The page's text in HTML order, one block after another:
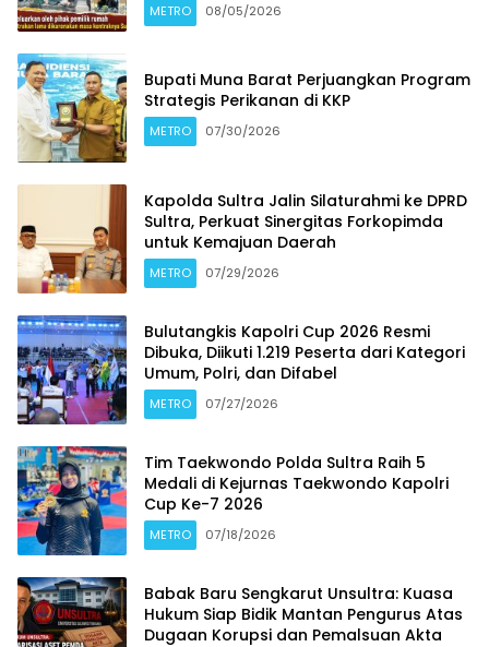
METRO 08/05/2026
Bupati Muna Barat Perjuangkan Program
Strategis Perikanan di KKP
METRO 07/30/2026
Kapolda Sultra Jalin Silaturahmi ke DPRD
Sultra, Perkuat Sinergitas Forkopimda
untuk Kemajuan Daerah
METRO 07/29/2026
Bulutangkis Kapolri Cup 2026 Resmi
Dibuka, Diikuti 1.219 Peserta dari Kategori
Umum, Polri, dan Difabel
METRO 07/27/2026
Tim Taekwondo Polda Sultra Raih 5
Medali di Kejurnas Taekwondo Kapolri
Cup Ke-7 2026
METRO 07/18/2026
Babak Baru Sengkarut Unsultra: Kuasa
Hukum Siap Bidik Mantan Pengurus Atas
Dugaan Korupsi dan Pemalsuan Akta